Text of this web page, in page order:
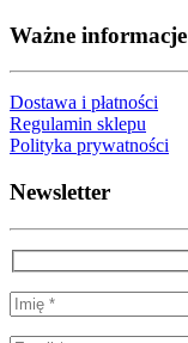
Ważne informacje
Dostawa i płatności
Regulamin sklepu
Polityka prywatności
Newsletter